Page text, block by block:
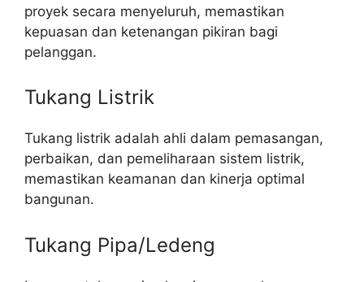
proyek secara menyeluruh, memastikan
kepuasan dan ketenangan pikiran bagi
pelanggan.
Tukang Listrik
Tukang listrik adalah ahli dalam pemasangan,
perbaikan, dan pemeliharaan sistem listrik,
memastikan keamanan dan kinerja optimal
bangunan.
Tukang Pipa/Ledeng